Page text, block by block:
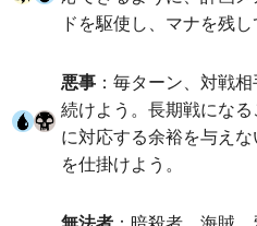
ドを駆使し、マナを残
悪事 ：毎ターン、対戦
続けよう。長期戦にな
に対応する余裕を与え
を仕掛けよう。